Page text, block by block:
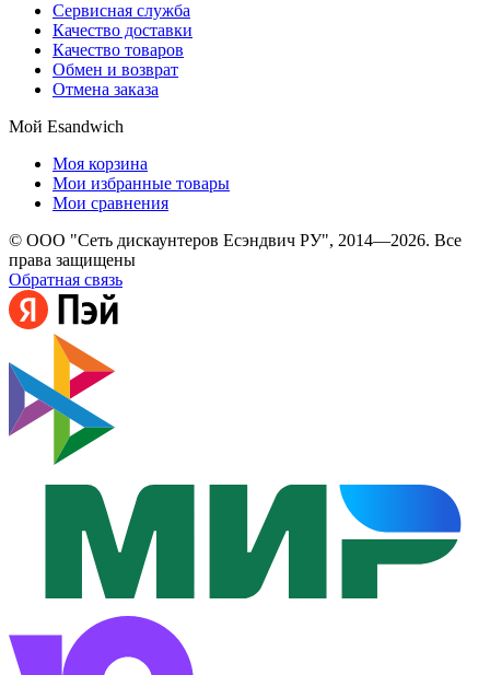
Сервисная служба
Качество доставки
Качество товаров
Обмен и возврат
Отмена заказа
Мой Esandwich
Моя корзина
Мои избранные товары
Мои сравнения
© ООО "Сеть дискаунтеров Есэндвич РУ", 2014—2026. Все
права защищены
Обратная связь